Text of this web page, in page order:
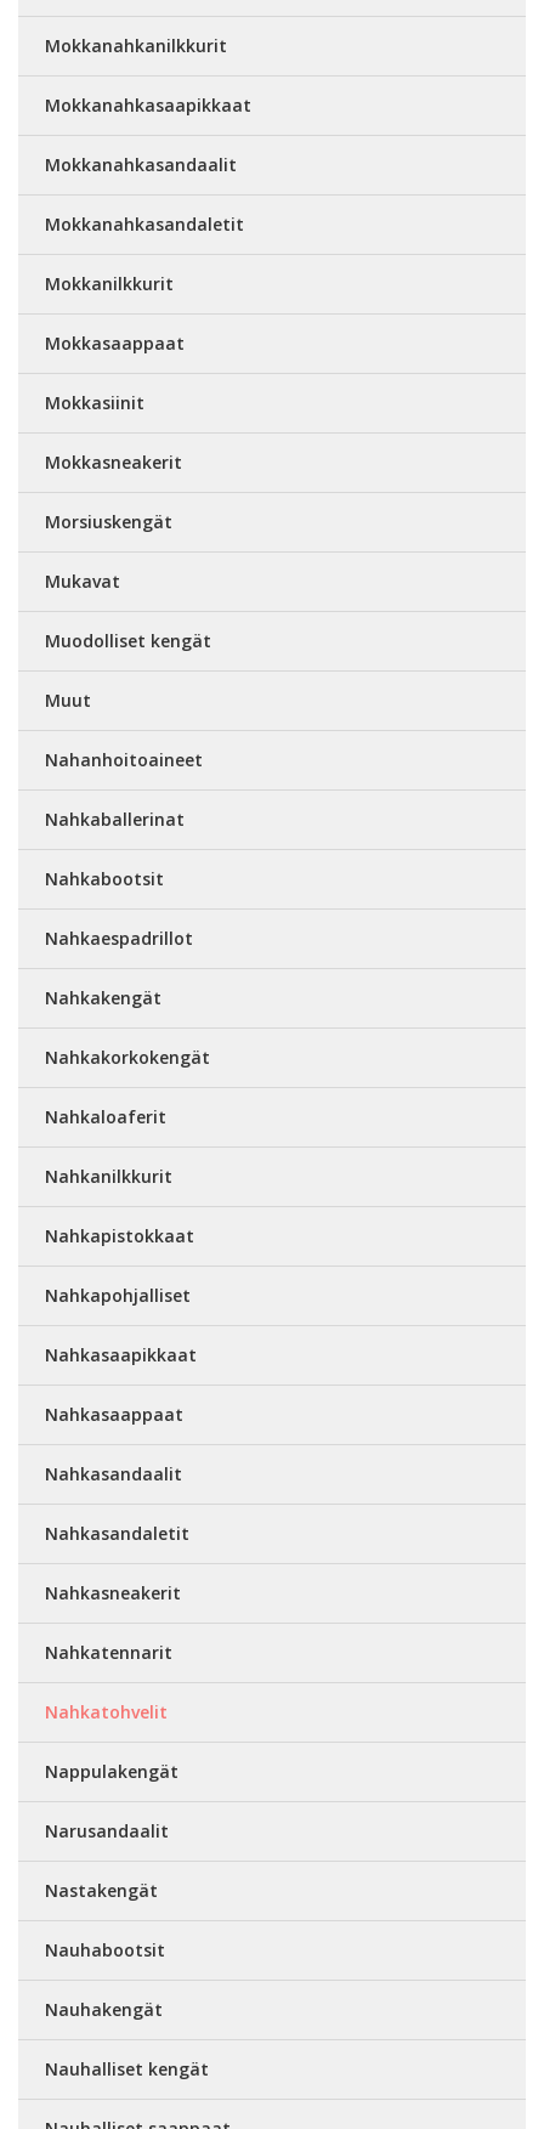
Mokkanahkanilkkurit
Mokkanahkasaapikkaat
Mokkanahkasandaalit
Mokkanahkasandaletit
Mokkanilkkurit
Mokkasaappaat
Mokkasiinit
Mokkasneakerit
Morsiuskengät
Mukavat
Muodolliset kengät
Muut
Nahanhoitoaineet
Nahkaballerinat
Nahkabootsit
Nahkaespadrillot
Nahkakengät
Nahkakorkokengät
Nahkaloaferit
Nahkanilkkurit
Nahkapistokkaat
Nahkapohjalliset
Nahkasaapikkaat
Nahkasaappaat
Nahkasandaalit
Nahkasandaletit
Nahkasneakerit
Nahkatennarit
Nahkatohvelit
Nappulakengät
Narusandaalit
Nastakengät
Nauhabootsit
Nauhakengät
Nauhalliset kengät